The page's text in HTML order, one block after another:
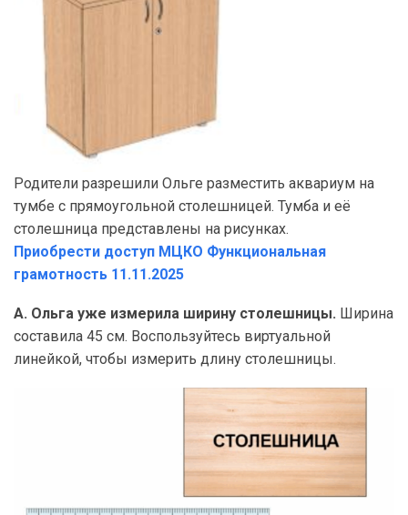
Родители разрешили Ольге разместить аквариум на
тумбе с прямоугольной столешницей. Тумба и её
столешница представлены на рисунках.
Приобрести доступ МЦКО Функциональная
грамотность 11.11.2025
А. Ольга уже измерила ширину столешницы. Ширина
составила 45 см. Воспользуйтесь виртуальной
линейкой, чтобы измерить длину столешницы.